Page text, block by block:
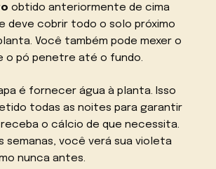
obtido anteriormente de cima
deve cobrir todo o solo próximo
Você também pode mexer o
o pó penetre até o fundo.
é fornecer água à planta. Isso
todas as noites para garantir
o cálcio de que necessita.
semanas, você verá sua violeta
nunca antes.